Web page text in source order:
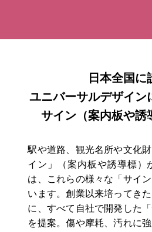
日本全国に
ユニバーサルデザイン
サイン（案内板や誘
駅や道路、観光名所や文化
イン」（案内板や誘導標）
は、これらの様々な「サイ
います。創業以来培ってき
に、すべて自社で開発した
を提案。傷や摩耗、汚れに